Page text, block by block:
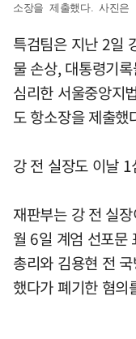
소장을 제출했다. 사진은
특검팀은 지난 2일
물 손상, 대통령기
심리한 서울중앙지
도 항소장을 제출했
강 전 실장도 이날
재판부는 강 전 실
월 6일 계엄 선포문
총리와 김용현 전
했다가 폐기한 혐의